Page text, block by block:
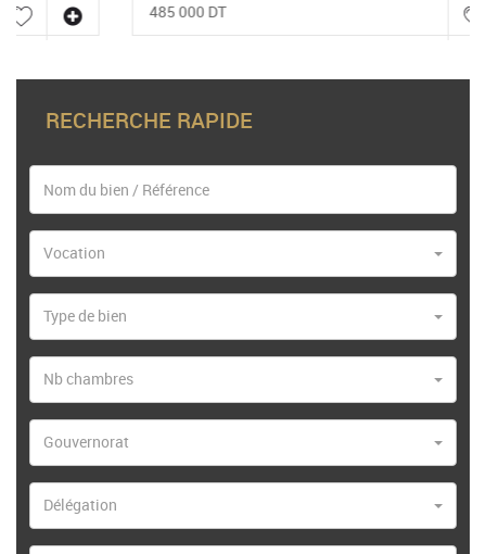
485 000 DT
RECHERCHE RAPIDE
Vocation
Type de bien
Nb chambres
Gouvernorat
Délégation